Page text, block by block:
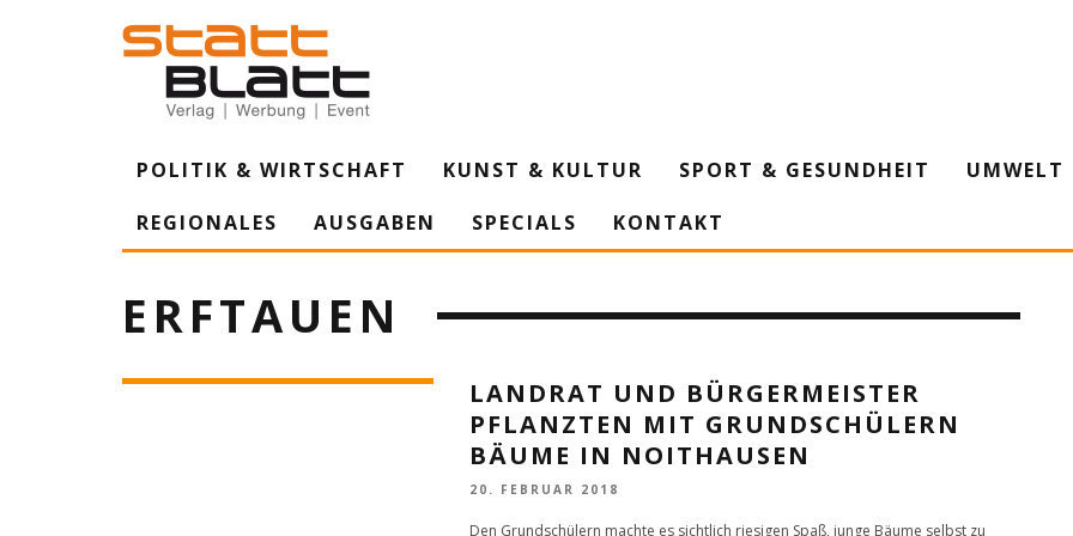
POLITIK & WIRTSCHAFT KUNST & KULTUR SPORT & GESUNDHEIT
REGIONALES
AUSGABEN SPECIALS KONTAKT
ERFTAUEN
LANDRAT UND BÜRGERMEISTER
PFLANZTEN MIT GRUNDSCHÜLERN
BÄUME IN NOITHAUSEN
20. FEBRUAR 2018
Den Grundschülern machte es sichtlich riesigen Spaß, junge Bäume selbst zu